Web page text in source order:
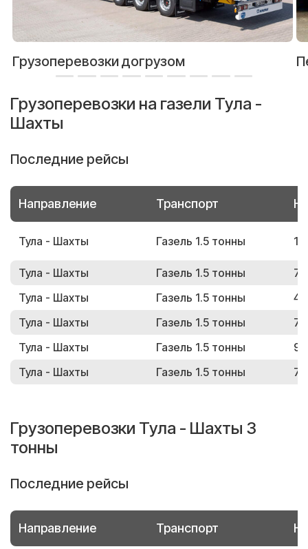
Грузоперевозки догрузом
Грузоперевозки на газели Тула -
Шахты
Последние рейсы
Направление Транспорт
Тула - Шахты Газель 1.5 тонны
Тула - Шахты Газель 1.5 тонны
Тула - Шахты
Газель 1.5 тонны
Тула - Шахты
Газель 1.5 тонны
Тула - Шахты
Газель 1.5 тонны
Тула - Шахты
Газель 1.5 тонны
Грузоперевозки Тула - Шахты 3
тонны
Последние рейсы
Направление Транспорт